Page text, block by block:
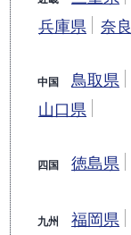
兵庫県
奈
中国 鳥取県
山口県
四国 徳島県
九州 福岡県